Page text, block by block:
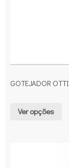
GOTEJADOR
Ver opções